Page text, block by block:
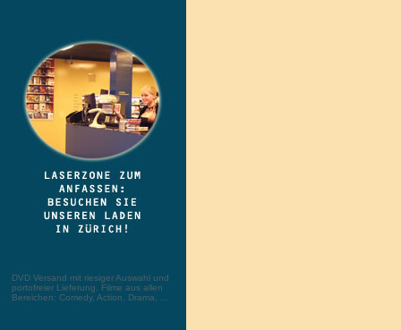
DVD Versand mit riesiger Auswahl und
portofreier Lieferung. Filme aus allen
Bereichen: Comedy, Action, Drama, ...